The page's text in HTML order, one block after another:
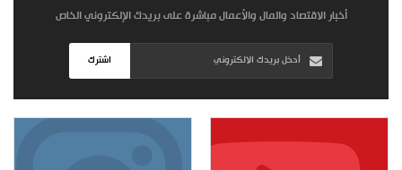
أخبار الاقتصاد والمال والأعمال مباشرة على بريدك الإلكتروني الخاص
اشترك